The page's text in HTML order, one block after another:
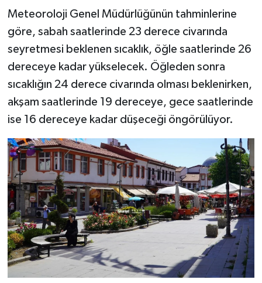
Meteoroloji Genel Müdürlüğünün tahminlerine
göre, sabah saatlerinde 23 derece civarında
seyretmesi beklenen sıcaklık, öğle saatlerinde 26
dereceye kadar yükselecek. Öğleden sonra
sıcaklığın 24 derece civarında olması beklenirken,
akşam saatlerinde 19 dereceye, gece saatlerinde
ise 16 dereceye kadar düşeceği öngörülüyor.